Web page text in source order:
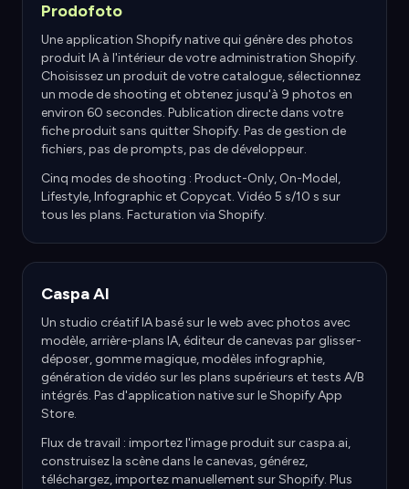
Prodofoto
Une application Shopify native qui génère des photos
produit IA à l'intérieur de votre administration Shopify.
Choisissez un produit de votre catalogue, sélectionnez
un mode de shooting et obtenez jusqu'à 9 photos en
environ 60 secondes. Publication directe dans votre
fiche produit sans quitter Shopify. Pas de gestion de
fichiers, pas de prompts, pas de développeur.
Cinq modes de shooting : Product-Only, On-Model,
Lifestyle, Infographic et Copycat. Vidéo 5 s/10 s sur
tous les plans. Facturation via Shopify.
Caspa AI
Un studio créatif IA basé sur le web avec photos avec
modèle, arrière-plans IA, éditeur de canevas par glisser-
déposer, gomme magique, modèles infographie,
génération de vidéo sur les plans supérieurs et tests A/B
intégrés. Pas d'application native sur le Shopify App
Store.
Flux de travail : importez l'image produit sur caspa.ai,
construisez la scène dans le canevas, générez,
téléchargez, importez manuellement sur Shopify. Plus